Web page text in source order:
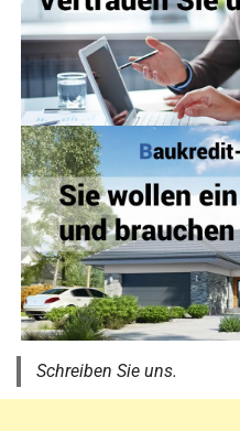
Schreiben Sie uns.